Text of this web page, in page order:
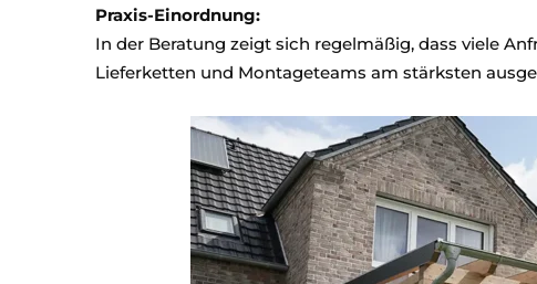
Praxis-Einordnung:
In der Beratung zeigt sich regelmäßig, dass viele
Lieferketten und Montageteams am stärksten